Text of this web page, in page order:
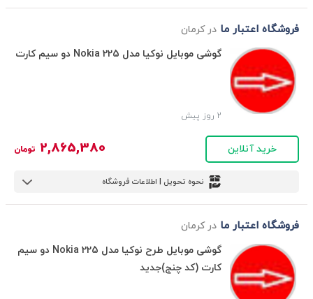
فروشگاه اعتبار ما در کرمان
گوشی موبایل نوکیا مدل Nokia 225 دو سیم کارت
2 روز پیش
خرید آنلاین 2,865,380 تومان
نحوه تحویل | اطلاعات فروشگاه
فروشگاه اعتبار ما در کرمان
گوشی موبایل طرح نوکیا مدل Nokia 225 دو سیم
کارت (کد چنج)جدید